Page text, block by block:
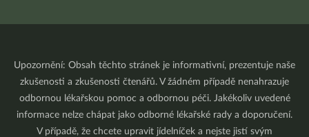
Upozornění: Obsah těchto stránek je informativní, prezentuje naše
zkušenosti a zkušenosti čtenářů. V žádném případě nenahrazuje
odbornou lékařskou pomoc a odbornou péči. Jakékoliv uvedené
informace nelze chápat jako odborné lékařské rady a doporučení.
V případě, že chcete upravit jídelníček a nejste jistí svým